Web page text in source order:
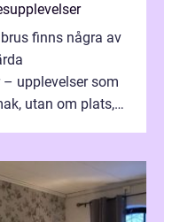
finns några av
upplevelser som
utan om plats,